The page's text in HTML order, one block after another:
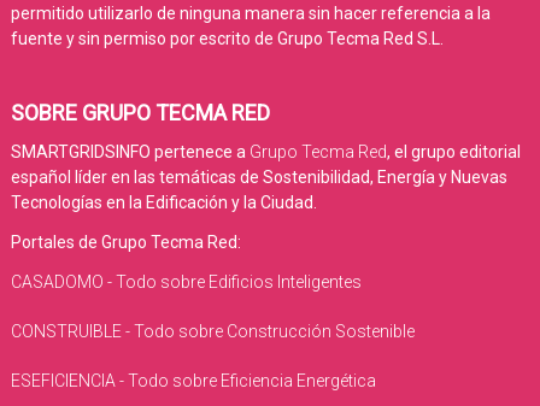
permitido utilizarlo de ninguna manera sin hacer referencia a la
fuente y sin permiso por escrito de Grupo Tecma Red S.L.
SOBRE GRUPO TECMA RED
SMARTGRIDSINFO pertenece a Grupo Tecma Red, el grupo editorial
español líder en las temáticas de Sostenibilidad, Energía y Nuevas
Tecnologías en la Edificación y la Ciudad.
Portales de Grupo Tecma Red:
CASADOMO - Todo sobre Edificios Inteligentes
CONSTRUIBLE - Todo sobre Construcción Sostenible
ESEFICIENCIA - Todo sobre Eficiencia Energética